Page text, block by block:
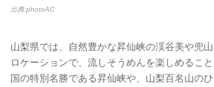
出典:photoAC
山梨県では、自然豊かな昇仙峡の渓谷美や兜
ロケーションで、流しそうめんを楽しめること
国の特別名勝である昇仙峡や、山梨百名山の